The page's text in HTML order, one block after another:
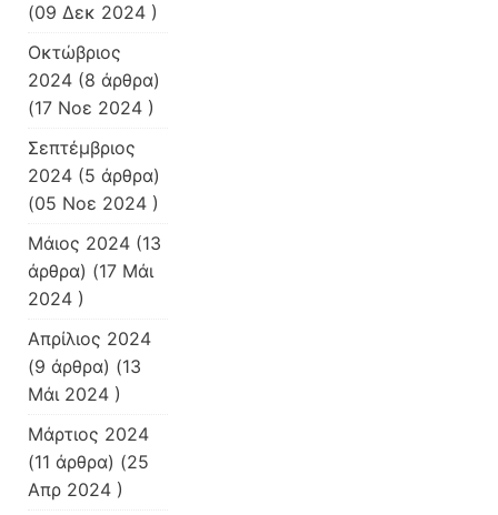
(09 Δεκ 2024 )
Οκτώβριος
2024 (8 άρθρα)
(17 Νοε 2024 )
Σεπτέμβριος
2024 (5 άρθρα)
(05 Νοε 2024 )
Μάιος 2024 (13
άρθρα) (17 Μάι
2024 )
Απρίλιος 2024
(9 άρθρα) (13
Μάι 2024 )
Μάρτιος 2024
(11 άρθρα) (25
Απρ 2024 )